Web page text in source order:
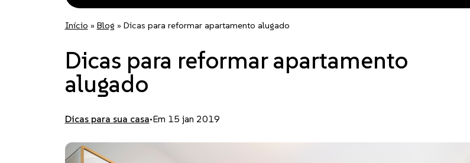
Início » Blog » Dicas para reformar apartamento alugado
Dicas para reformar apartamento
alugado
Dicas para sua casa•Em 15 jan 2019